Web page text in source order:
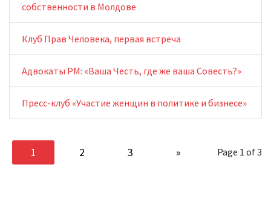
собственности в Молдове
Клуб Прав Человека, первая встреча
Адвокаты РМ: «Ваша Честь, где же ваша Совесть?»
Пресс-клуб «Участие женщин в политике и бизнесе»
1 2 3 » Page 1 of 3